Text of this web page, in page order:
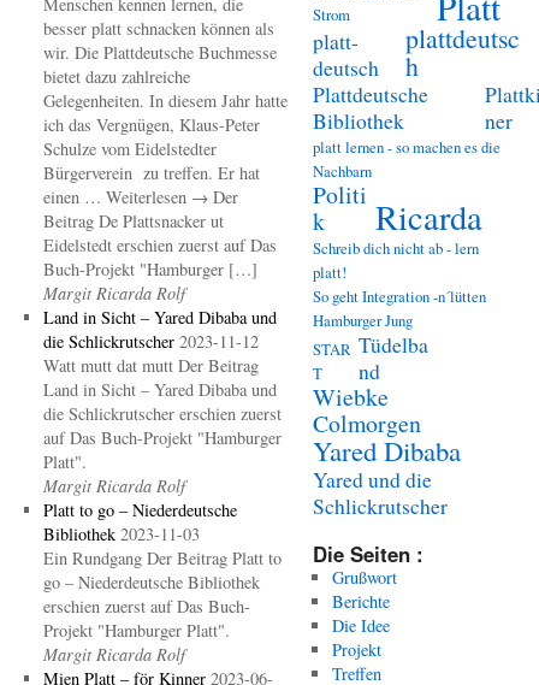
besser platt schnacken können als
wir. Die Plattdeutsche Buchmesse
bietet dazu zahlreiche
Gelegenheiten. In diesem Jahr hatte
ich das Vergnügen, Klaus-Peter
Schulze vom Eidelstedter
Bürgerverein zu treffen. Er hat
einen … Weiterlesen → Der
Beitrag De Plattsnacker ut
Eidelstedt erschien zuerst auf Das
Buch-Projekt "Hamburger […]
Margit Ricarda Rolf
Land in Sicht – Yared Dibaba und
die Schlickrutscher 2023-11-12
Watt mutt dat mutt Der Beitrag
Land in Sicht – Yared Dibaba und
die Schlickrutscher erschien zuerst
auf Das Buch-Projekt "Hamburger
Platt".
Margit Ricarda Rolf
Platt to go – Niederdeutsche
Bibliothek 2023-11-03
Ein Rundgang Der Beitrag Platt to
go – Niederdeutsche Bibliothek
erschien zuerst auf Das Buch-
Projekt "Hamburger Platt".
Margit Ricarda Rolf
Mien Platt – för Kinner 2023-06-
Strom
platt-
deutsch
plattdeutsc
h
Plattdeutsche
Bibliothek
ner
platt lernen - so machen es die
Nachbarn
Politi
k
Ricarda
Schreib dich nicht ab - lern
platt!
So geht Integration -n´lütten
Hamburger Jung
STAR
T
Tüdelba
nd
Wiebke
Colmorgen
Yared Dibaba
Yared und die
Schlickrutscher
Die Seiten :
Grußwort
Berichte
Die Idee
Projekt
Treffen